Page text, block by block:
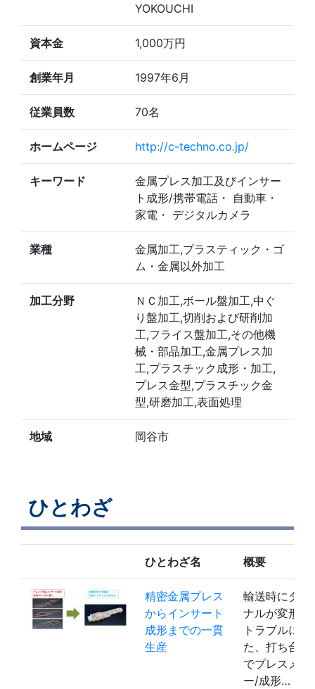
YOKOUCHI
資本金 1,000万円
創業年月 1997年6月
従業員数 70名
ホームページ http://c-techno.co.jp/
キーワード
金属プレス加工及びインサー
ト成形/携帯電話・ 自動車・
家電・ デジタルカメラ
業種
金属加工,プラスティック・ゴ
ム・金属以外加工
加工分野
ＮＣ加工,ボール盤加工,中ぐ
り盤加工,切削および研削加
工,フライス盤加工,その他機
械・部品加工,金属プレス加
工,プラスチック成形・加工,
プレス金型,プラスチック金
型,研磨加工,表面処理
地域 岡谷市
ひとわざ
ひとわざ名 概要
精密金属プレス
からインサート
成形までの一貫
生産
輸送時にター
ナルが変形し
トラブルにな
た、打ち合わ
でプレスメー
ー/成形…